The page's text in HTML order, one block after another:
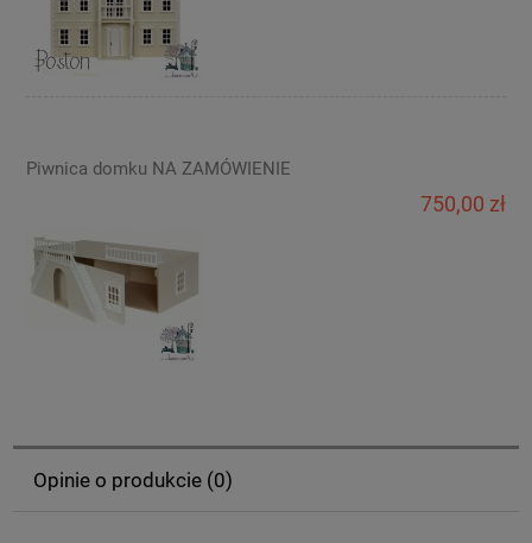
Piwnica domku NA ZAMÓWIENIE
750,00 zł
Opinie o produkcie (0)